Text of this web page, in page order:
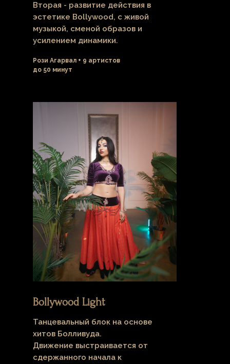
Танцевальный блок на основе
хитов Болливуда.
Движение выстраивается от
сдержанного начала к
Вторая - развитие действия в
эстетике Bollywood, с живой
музыкой, сменой образов и
усилением динамики.
Bollywood Light
Рози Агарвал + 9 артистов
до 50 минут